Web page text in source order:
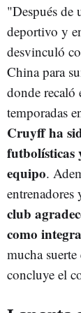
"Después de
deportivo y
desvinculó
China para
donde recaló
temporadas
Cruyff ha
futbolísticas
equipo.
club
como
mucha
concluye el